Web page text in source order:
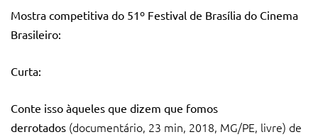
Mostra competitiva do 51º Festival de Brasília do Cinema
Brasileiro:
Curta:
Conte isso àqueles que dizem que fomos
derrotados (documentário, 23 min, 2018, MG/PE, livre) de